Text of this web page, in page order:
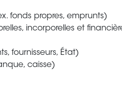
fonds propres, emprunts)
incorporelles et
fournisseurs, État)
caisse)